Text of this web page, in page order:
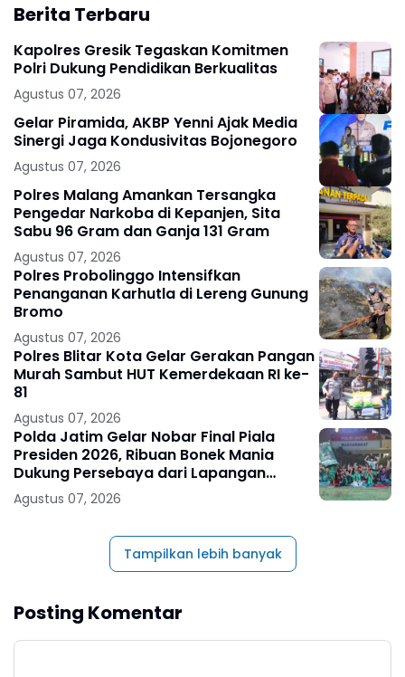
Berita Terbaru
Kapolres Gresik Tegaskan Komitmen
Polri Dukung Pendidikan Berkualitas
Agustus 07, 2026
Gelar Piramida, AKBP Yenni Ajak Media
Sinergi Jaga Kondusivitas Bojonegoro
Agustus 07, 2026
Polres Malang Amankan Tersangka
Pengedar Narkoba di Kepanjen, Sita
Sabu 96 Gram dan Ganja 131 Gram
Agustus 07, 2026
Polres Probolinggo Intensifkan
Penanganan Karhutla di Lereng Gunung
Bromo
Agustus 07, 2026
Polres Blitar Kota Gelar Gerakan Pangan
Murah Sambut HUT Kemerdekaan RI ke-
81
Agustus 07, 2026
Polda Jatim Gelar Nobar Final Piala
Presiden 2026, Ribuan Bonek Mania
Dukung Persebaya dari Lapangan
Mapolda
Agustus 07, 2026
Tampilkan lebih banyak
Posting Komentar